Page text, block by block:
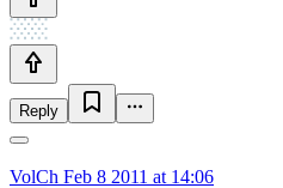
Reply
VolCh Feb 8 2011 at 14:06